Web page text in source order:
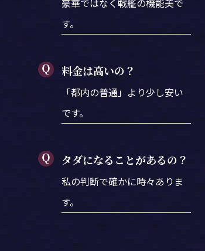
豪華ではなく戦艦の機能美で
す。
料金は高いの？
「都内の普通」より少し安い
です。
タダになることがあるの？
私の判断で確かに時々ありま
す。